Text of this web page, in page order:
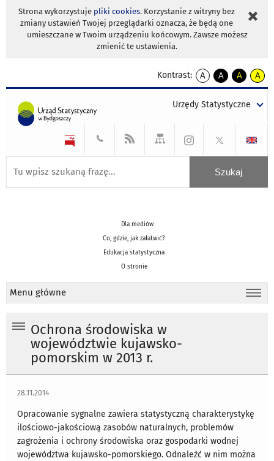
Strona wykorzystuje pliki cookies. Korzystanie z witryny bez
zmiany ustawień Twojej przeglądarki oznacza, że będą one
umieszczane w Twoim urządzeniu końcowym. Zawsze możesz
zmienić te ustawienia.
Kontrast:
A
kontrast
A
kontrast
tekst
czarnym
A
kontrast
tekst
czarnym
A
tekst
żółtym
Urzędy Statystyczne
Dla mediów
Co, gdzie, jak załatwić?
Edukacja statystyczna
O stronie
Menu główne
Ochrona środowiska w
województwie kujawsko-
pomorskim w 2013 r.
28.11.2014
Opracowanie sygnalne zawiera statystyczną charakterystykę
ilościowo-jakościową zasobów naturalnych, problemów
zagrożenia i ochrony środowiska oraz gospodarki wodnej
województwa kujawsko-pomorskiego. Odnaleźć w nim można